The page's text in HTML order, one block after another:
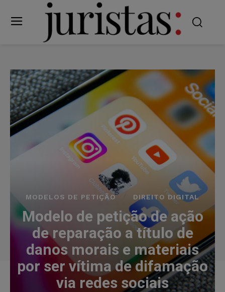
MODELOS DE PETIÇÃO DIREITO DIGITAL
Modelo de petição de ação
de reparação a título de
danos morais e materiais
por ser vítima de difamação
via redes sociais